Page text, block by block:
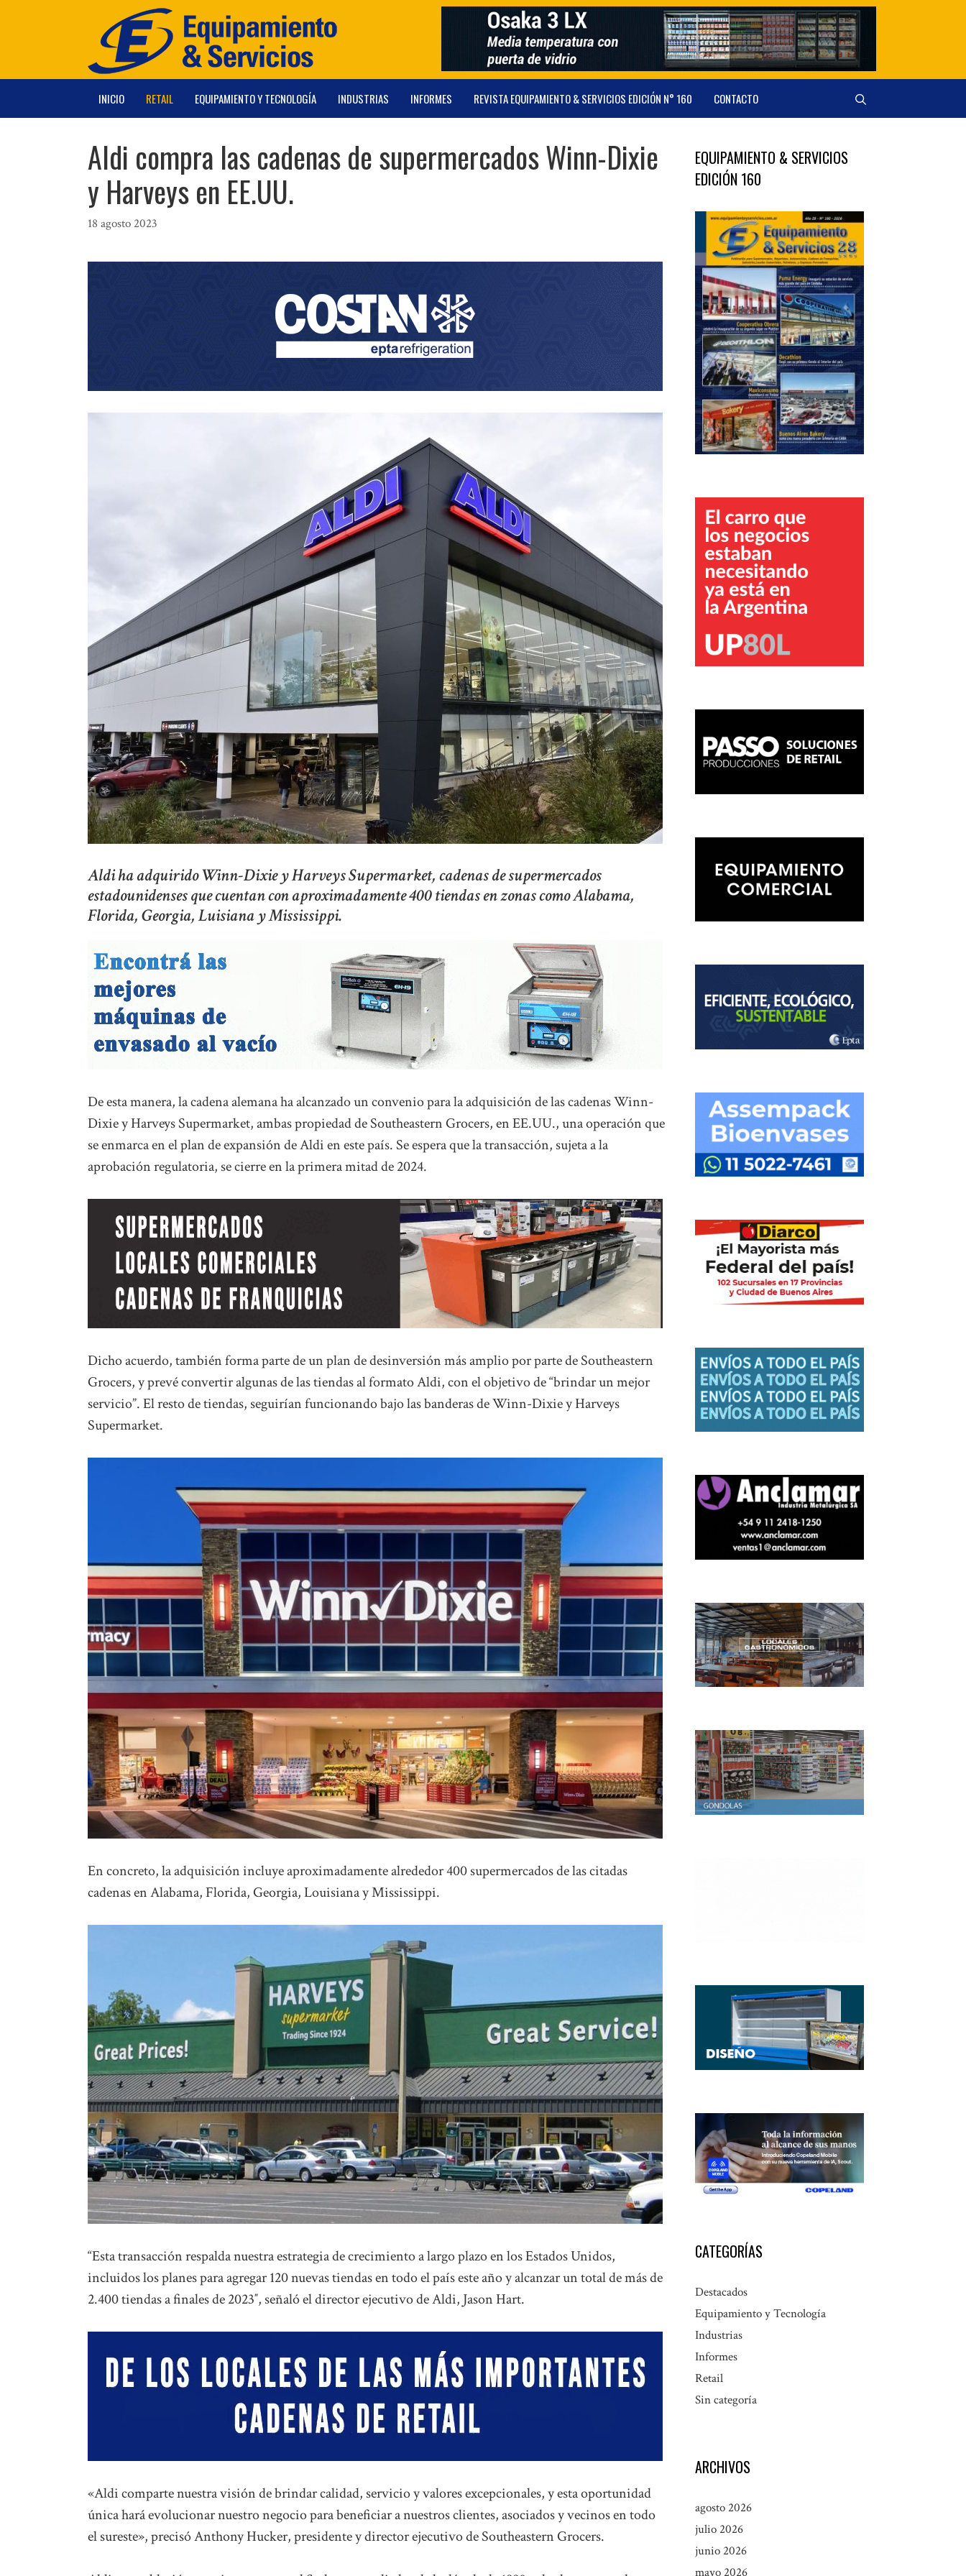
INICIO RETAIL EQUIPAMIENTO Y TECNOLOGÍA INDUSTRIAS INFORMES REVISTA EQUIPAMIENTO & SERVICIOS EDICIÓN N° 160 CONTACTO
Aldi compra las cadenas de supermercados Winn-Dixie
y Harveys en EE.UU.
18 agosto 2023
Aldi ha adquirido Winn-Dixie y Harveys Supermarket, cadenas de supermercados
estadounidenses que cuentan con aproximadamente 400 tiendas en zonas como Alabama,
Florida, Georgia, Luisiana y Mississippi.
De esta manera, la cadena alemana ha alcanzado un convenio para la adquisición de las cadenas Winn-
Dixie y Harveys Supermarket, ambas propiedad de Southeastern Grocers, en EE.UU., una operación que
se enmarca en el plan de expansión de Aldi en este país. Se espera que la transacción, sujeta a la
aprobación regulatoria, se cierre en la primera mitad de 2024.
Dicho acuerdo, también forma parte de un plan de desinversión más amplio por parte de Southeastern
Grocers, y prevé convertir algunas de las tiendas al formato Aldi, con el objetivo de “brindar un mejor
servicio”. El resto de tiendas, seguirían funcionando bajo las banderas de Winn-Dixie y Harveys
Supermarket.
En concreto, la adquisición incluye aproximadamente alrededor 400 supermercados de las citadas
cadenas en Alabama, Florida, Georgia, Louisiana y Mississippi.
“Esta transacción respalda nuestra estrategia de crecimiento a largo plazo en los Estados Unidos,
incluidos los planes para agregar 120 nuevas tiendas en todo el país este año y alcanzar un total de más de
2.400 tiendas a finales de 2023″, señaló el director ejecutivo de Aldi, Jason Hart.
«Aldi comparte nuestra visión de brindar calidad, servicio y valores excepcionales, y esta oportunidad
única hará evolucionar nuestro negocio para beneficiar a nuestros clientes, asociados y vecinos en todo
el sureste», precisó Anthony Hucker, presidente y director ejecutivo de Southeastern Grocers.
EQUIPAMIENTO & SERVICIOS
EDICIÓN 160
CATEGORÍAS
Destacados
Equipamiento y Tecnología
Industrias
Informes
Retail
Sin categoría
ARCHIVOS
agosto 2026
julio 2026
junio 2026
mayo 2026